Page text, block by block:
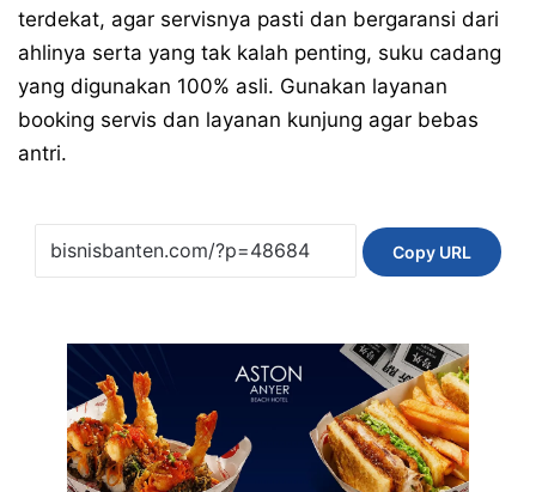
terdekat, agar servisnya pasti dan bergaransi dari
ahlinya serta yang tak kalah penting, suku cadang
yang digunakan 100% asli. Gunakan layanan
booking servis dan layanan kunjung agar bebas
antri.
Copy URL